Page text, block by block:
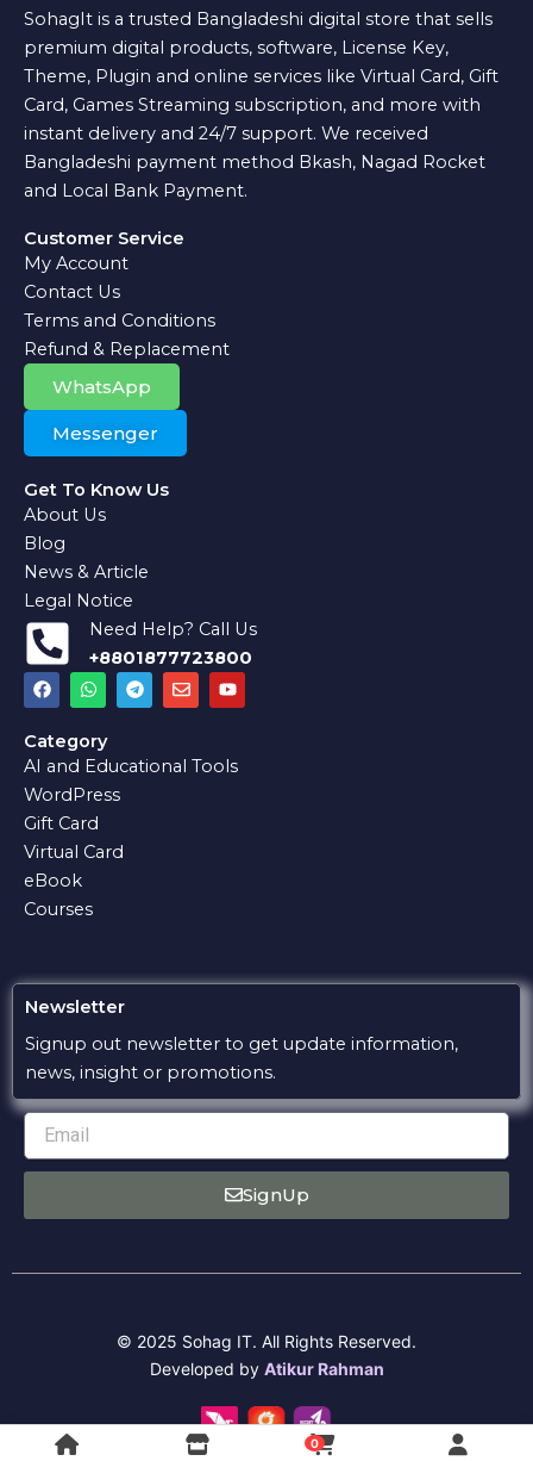
SohagIt is a trusted Bangladeshi digital store that sells
premium digital products, software, License Key,
Theme, Plugin and online services like Virtual Card, Gift
Card, Games Streaming subscription, and more with
instant delivery and 24/7 support. We received
Bangladeshi payment method Bkash, Nagad Rocket
and Local Bank Payment.
Customer Service
My Account
Contact Us
Terms and Conditions
Refund & Replacement
WhatsApp
Messenger
Get To Know Us
About Us
Blog
News & Article
Legal Notice
Need Help? Call Us
+8801877723800
F
a
c
e
b
o
o
k
W
h
a
t
s
a
p
p
T
e
l
r
E
n
v
o
Y
o
u
b
Category
AI and Educational Tools
WordPress
Gift Card
Virtual Card
eBook
Courses
Newsletter
Signup out newsletter to get update information,
news, insight or promotions.
Email
SignUp
© 2025 Sohag IT. All Rights Reserved.
Developed by Atikur Rahman
0